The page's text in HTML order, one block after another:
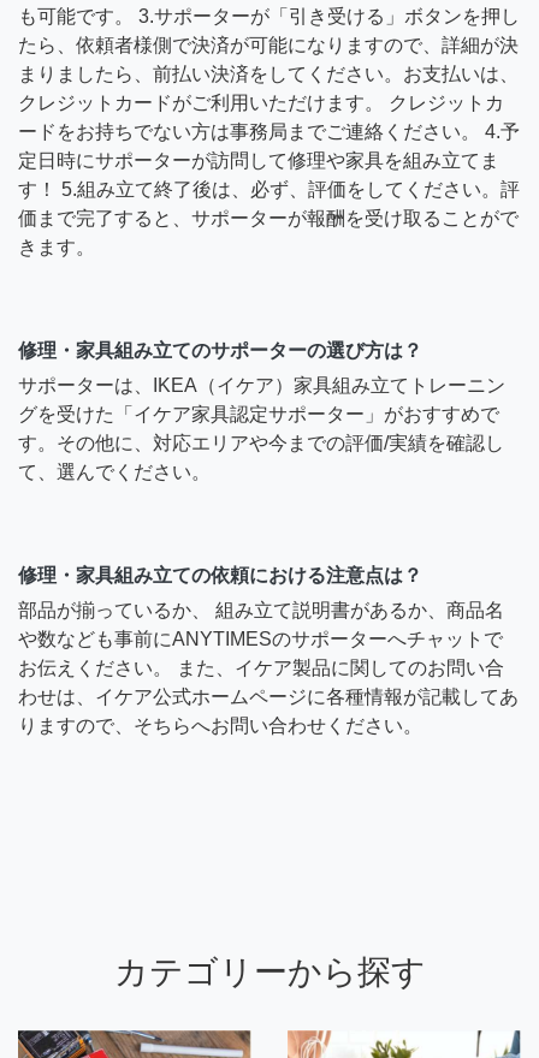
も可能です。 3.サポーターが「引き受ける」ボタンを押し
たら、依頼者様側で決済が可能になりますので、詳細が決
まりましたら、前払い決済をしてください。お支払いは、
クレジットカードがご利用いただけます。 クレジットカ
ードをお持ちでない方は事務局までご連絡ください。 4.予
定日時にサポーターが訪問して修理や家具を組み立てま
す！ 5.組み立て終了後は、必ず、評価をしてください。評
価まで完了すると、サポーターが報酬を受け取ることがで
きます。
修理・家具組み立てのサポーターの選び方は？
サポーターは、IKEA（イケア）家具組み立てトレーニン
グを受けた「イケア家具認定サポーター」がおすすめで
す。その他に、対応エリアや今までの評価/実績を確認し
て、選んでください。
修理・家具組み立ての依頼における注意点は？
部品が揃っているか、 組み立て説明書があるか、商品名
や数なども事前にANYTIMESのサポーターへチャットで
お伝えください。 また、イケア製品に関してのお問い合
わせは、イケア公式ホームページに各種情報が記載してあ
りますので、そちらへお問い合わせください。
カテゴリーから探す